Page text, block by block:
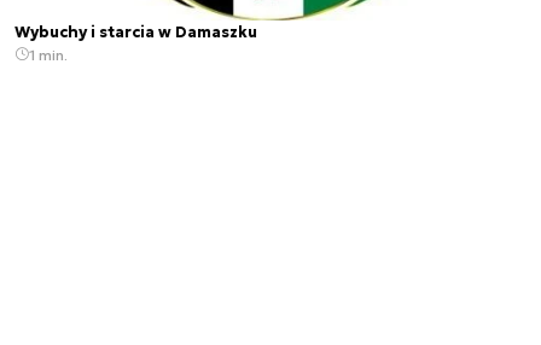
Wybuchy i starcia w Damaszku
1 min.